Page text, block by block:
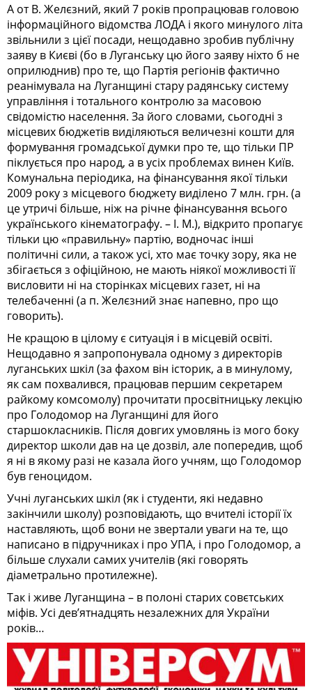
А от В. Желєзний, який 7 років пропрацював головою
інформаційного відомства ЛОДА і якого минулого літа
звільнили з цієї посади, нещодавно зробив публічну
заяву в Києві (бо в Луганську цю його заяву ніхто б не
оприлюднив) про те, що Партія регіонів фактично
реанімувала на Луган­щи­ні стару радянську систему
управління і тотального контролю за масовою
свідомістю населення. За його словами, сьогодні з
місцевих бюджетів виділяються величезні кошти для
формування громадської думки про те, що тільки ПР
піклується про народ, а в усіх проблемах винен Київ.
Комуналь­на періодика, на фінансування якої тільки
2009 року з місцевого бюджету виділено 7 млн. грн. (а
це утричі більше, ніж на річне фінансування всього
українського кінематографу. – І. М.), відкрито пропагує
тільки цю «правильну» партію, водночас інші
політичні сили, а також усі, хто має точку зору, яка не
збігається з офіційною, не мають ніякої можливості її
висловити ні на сторінках місцевих газет, ні на
телебаченні (а п. Желєзний знає напевно, про що
говорить).
Не кращою в цілому є ситуація і в місцевій освіті.
Нещодавно я запропонувала одному з директорів
луганських шкіл (за фахом він історик, а в минулому,
як сам похвалився, працював першим секретарем
райкому комсомолу) прочитати просвітницьку лекцію
про Голодомор на Луганщині для його
старшокласників. Після довгих умовлянь із мого боку
директор школи дав на це дозвіл, але попередив, щоб
я ні в якому разі не казала його учням, що Голодомор
був геноцидом.
Учні луганських шкіл (як і студенти, які недавно
закінчили школу) розповідають, що вчителі історії їх
наставляють, щоб вони не звертали уваги на те, що
написано в підручниках і про УПА, і про Голодомор, а
більше слухали самих учителів (які говорять
діаметрально протилежне).
Так і живе Луганщина – в полоні старих совєтських
міфів. Усі дев’ятнадцять незалежних для України
років…